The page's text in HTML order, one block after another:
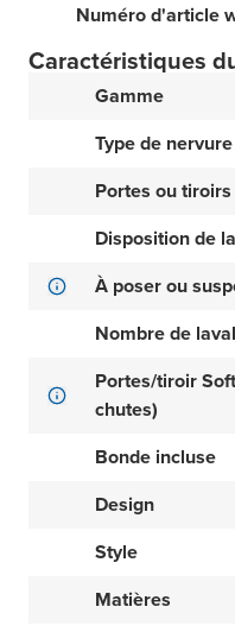
Numéro d'article
Caractéristiques
Gamme
Type de nervure
Portes ou tiroirs
Disposition de
À poser ou
Nombre de
Portes/tiroir
chutes)
Bonde incluse
Design
Style
Matières